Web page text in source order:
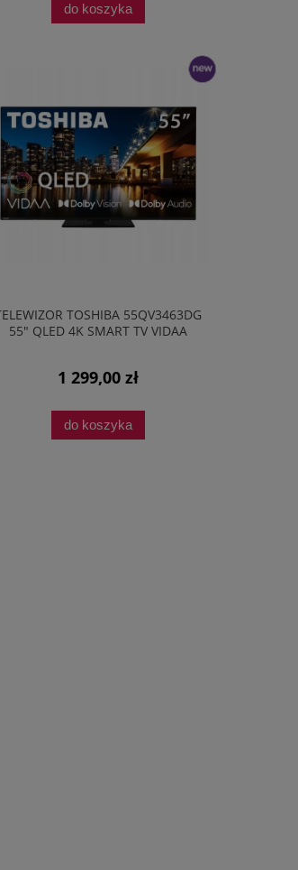
do koszyka
TOSHIBA 55QV3463DG
55" QLED 4K SMART TV VIDAA
1 299,00 zł
do koszyka
nowość